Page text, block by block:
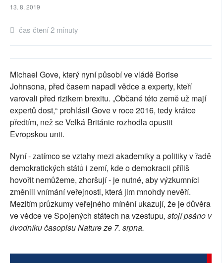
TÉMATA
NEJČTENĚJŠÍ ZA 7 DNÍ
PŘÍSPĚVKY NA PROVOZ
SOCIÁLNÍ SÍTĚ
RUBRIKY
13. 8. 2019
čas čtení 2 minuty
Michael Gove, který nyní působí ve vládě Borise
Johnsona, před časem napadl vědce a experty, kteří
varovali před rizikem brexitu. „Občané této země už mají
expertů dost,“ prohlásil Gove v roce 2016, tedy krátce
předtím, než se Velká Británie rozhodla opustit
Evropskou unii.
Nyní - zatímco se vztahy mezi akademiky a politiky v řadě
demokratických států i zemí, kde o demokracii příliš
hovořit nemůžeme, zhoršují - je nutné, aby výzkumníci
změnili vnímání veřejnosti, která jim mnohdy nevěří.
Mezitím průzkumy veřejného mínění ukazují, že je důvěra
ve vědce ve Spojených státech na vzestupu, stojí psáno v
úvodníku časopisu Nature ze 7. srpna.